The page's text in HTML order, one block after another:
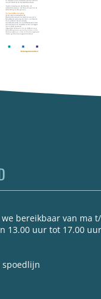
bereikbaar van ma
13.00 uur tot 17.00
spoedlijn